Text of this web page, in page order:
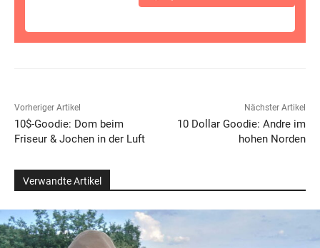
Vorheriger Artikel
10$-Goodie: Dom beim
Friseur & Jochen in der Luft
Nächster Artikel
10 Dollar Goodie: Andre im
hohen Norden
Verwandte Artikel